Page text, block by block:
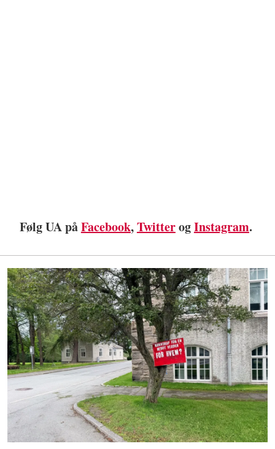
Følg UA påFacebook,TwitterogInstagram.